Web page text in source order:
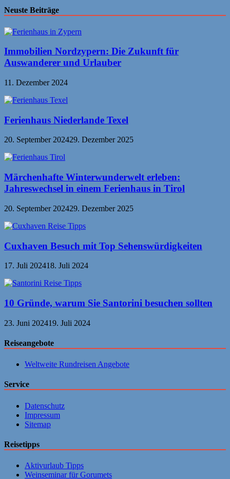
Neuste Beiträge
Immobilien Nordzypern: Die Zukunft für
Auswanderer und Urlauber
11. Dezember 2024
Ferienhaus Niederlande Texel
20. September 202429. Dezember 2025
Märchenhafte Winterwunderwelt erleben:
Jahreswechsel in einem Ferienhaus in Tirol
20. September 202429. Dezember 2025
Cuxhaven Besuch mit Top Sehenswürdigkeiten
17. Juli 202418. Juli 2024
10 Gründe, warum Sie Santorini besuchen sollten
23. Juni 202419. Juli 2024
Reiseangebote
Weltweite Rundreisen Angebote
Service
Datenschutz
Impressum
Sitemap
Reisetipps
Aktivurlaub Tipps
Weinseminar für Gorumets